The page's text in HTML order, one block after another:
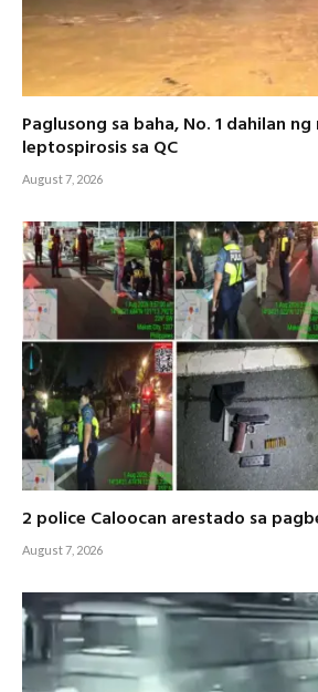
Paglusong sa baha, No. 1 dahilan
leptospirosis sa QC
August 7, 2026
2 police Caloocan arestado sa
August 7, 2026